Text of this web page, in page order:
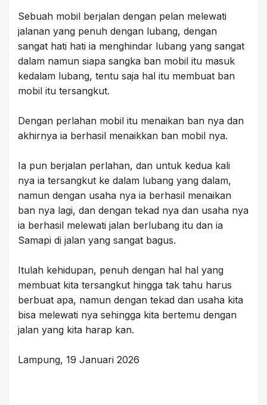
Sebuah mobil berjalan dengan pelan melewati
jalanan yang penuh dengan lubang, dengan
sangat hati hati ia menghindar lubang yang sangat
dalam namun siapa sangka ban mobil itu masuk
kedalam lubang, tentu saja hal itu membuat ban
mobil itu tersangkut.
Dengan perlahan mobil itu menaikan ban nya dan
akhirnya ia berhasil menaikkan ban mobil nya.
Ia pun berjalan perlahan, dan untuk kedua kali
nya ia tersangkut ke dalam lubang yang dalam,
namun dengan usaha nya ia berhasil menaikan
ban nya lagi, dan dengan tekad nya dan usaha nya
ia berhasil melewati jalan berlubang itu dan ia
Samapi di jalan yang sangat bagus.
Itulah kehidupan, penuh dengan hal hal yang
membuat kita tersangkut hingga tak tahu harus
berbuat apa, namun dengan tekad dan usaha kita
bisa melewati nya sehingga kita bertemu dengan
jalan yang kita harap kan.
Lampung, 19 Januari 2026